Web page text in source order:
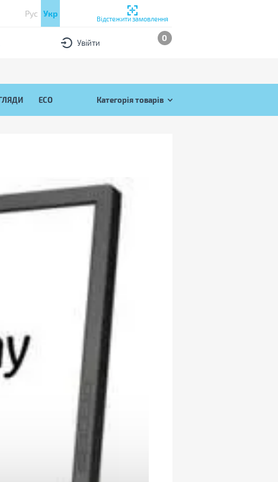
Рус Укр
Відстежити замовлення
Увійти 0
ECO Категорія товарів